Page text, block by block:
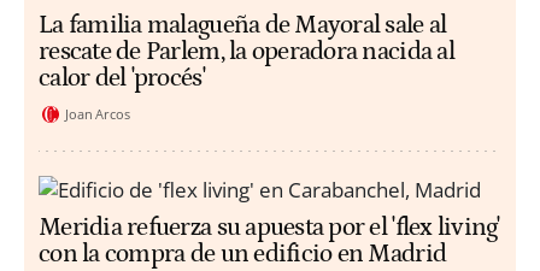
La familia malagueña de Mayoral sale al
rescate de Parlem, la operadora nacida al
calor del 'procés'
Joan Arcos
Meridia refuerza su apuesta por el 'flex living'
con la compra de un edificio en Madrid